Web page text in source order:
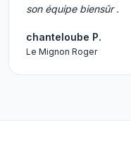
son équipe biensūr .
chanteloube P.
Le Mignon Roger